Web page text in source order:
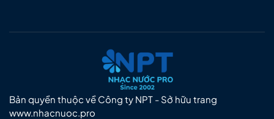
Bản quyền thuộc về Công ty NPT - Sở hữu trang
www.nhacnuoc.pro